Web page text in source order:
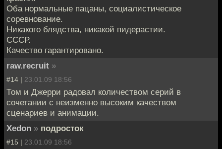
Оба нормальные пацаны, социалистическое
соревнование.
Никакого блядства, никакой пидерастии.
СССР.
Качество гарантировано.
raw.recruit »
#14 | 23.01.09 18:56
Том и Джерри радовал количеством серий в
сочетании с неизменно высоким качеством
сценариев и анимации.
Xedon » подросток
#15 | 23.01.09 18:56